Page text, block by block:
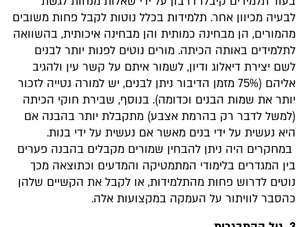
לבעיה מכיוון אחר. תלמידות בכלל נוטות לקבל פחות משובים
מהמורים, הן מבחינה כמותית והן מבחינה איכותית, בהשוואה
לתלמידים באותה הכיתה. מורים נוטים לפנות יותר לבנים
לשם יצירת דיאלוג ודיון, לשמור איתם על קשר עין ולהגיב
אליהם (75% מזמן הדיבור ניתן לבנים, יש למורה נטייה לזכור
יותר את שמות הבנים וכדומה). בנוסף, שבירת חוקי הכיתה
(למשל לדבר רק בהרמת אצבע) מתקבלת יותר בהבנה אם
היא נעשית על ידי בנים מאשר אם נעשית על ידי בנות.
במחקרים היה ניתן להבחין שמורים מקבלים בהבנה פערים
בין המגדרים בלימודי המתמטיקה והמדעים וכתוצאה מכך
נוטים לדרוש פחות מהתלמידות, או לקבל את הקשיים שלהן
כהסבר לוויתור על העמקה במקצועות אלה.